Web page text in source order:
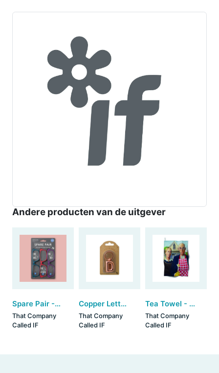
Andere producten van de uitgever
Spare Pair - Reading Glasses Brights (+2) (set van 3)
That Company
Called IF
Copper Letter Keyring - D (set van 3)
That Company
Called IF
Tea Towel - American Cloth(ic)
That Company
Called IF